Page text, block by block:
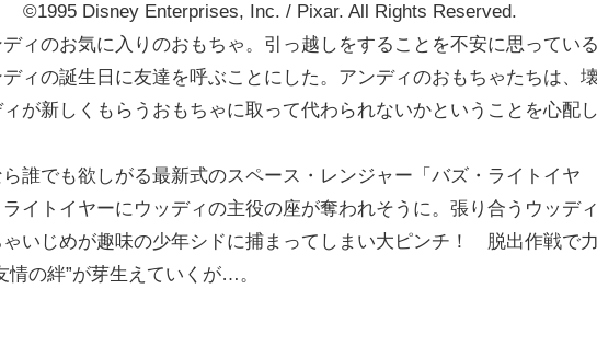
Disney Enterprises, Inc. / Pixar. All Rights Reserved.
ィのお気に入りのおもちゃ。引っ越しをすることを不安に思っている
ィの誕生日に友達を呼ぶことにした。アンディのおもちゃたちは、
が新しくもらうおもちゃに取って代わられないかということを心配し
誰でも欲しがる最新式のスペース・レンジャー「バズ・ライトイヤ
イトイヤーにウッディの主役の座が奪われそうに。張り合うウッディ
いじめが趣味の少年シドに捕まってしまい大ピンチ！ 脱出作戦で力
情の絆”が芽生えていくが…。